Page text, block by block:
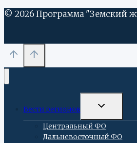
© 2026 Программа "Земский
Вести регионов
МЕНЮ
Центральный ФО
Дальневосточный ФО